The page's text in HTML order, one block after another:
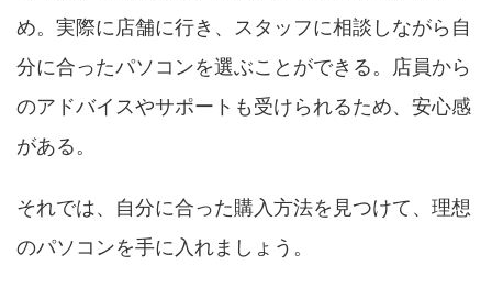
め。実際に店舗に行き、スタッフに相談しながら自
分に合ったパソコンを選ぶことができる。店員から
のアドバイスやサポートも受けられるため、安心感
がある。
それでは、自分に合った購入方法を見つけて、理想
のパソコンを手に入れましょう。